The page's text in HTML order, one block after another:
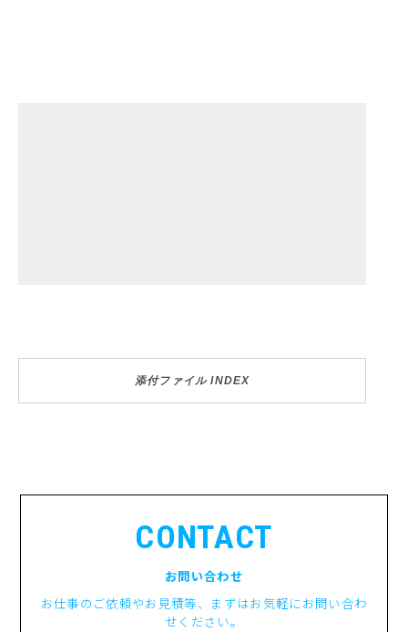
添付ファイル INDEX
CONTACT
お問い合わせ
お仕事のご依頼やお見積等、まずはお気軽にお問い合わ
せください。